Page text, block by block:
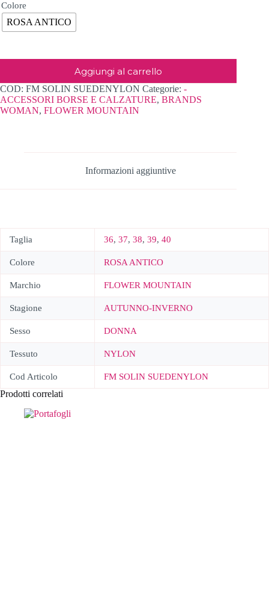
Colore
ROSA ANTICO
Aggiungi al carrello
COD: FM SOLIN SUEDENYLON Categorie: -
ACCESSORI BORSE E CALZATURE, BRANDS
WOMAN, FLOWER MOUNTAIN
Informazioni aggiuntive
Taglia 36, 37, 38, 39, 40
Colore ROSA ANTICO
Marchio FLOWER MOUNTAIN
Stagione AUTUNNO-INVERNO
Sesso DONNA
Tessuto NYLON
Cod Articolo FM SOLIN SUEDENYLON
Prodotti correlati